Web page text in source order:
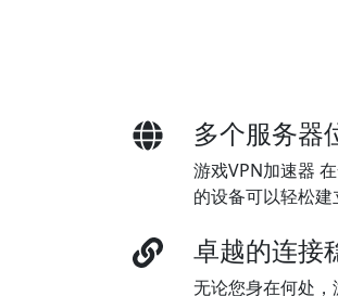
多个服务器
游戏VPN加速器
的设备可以轻松建
卓越的连接
无论您身在何处